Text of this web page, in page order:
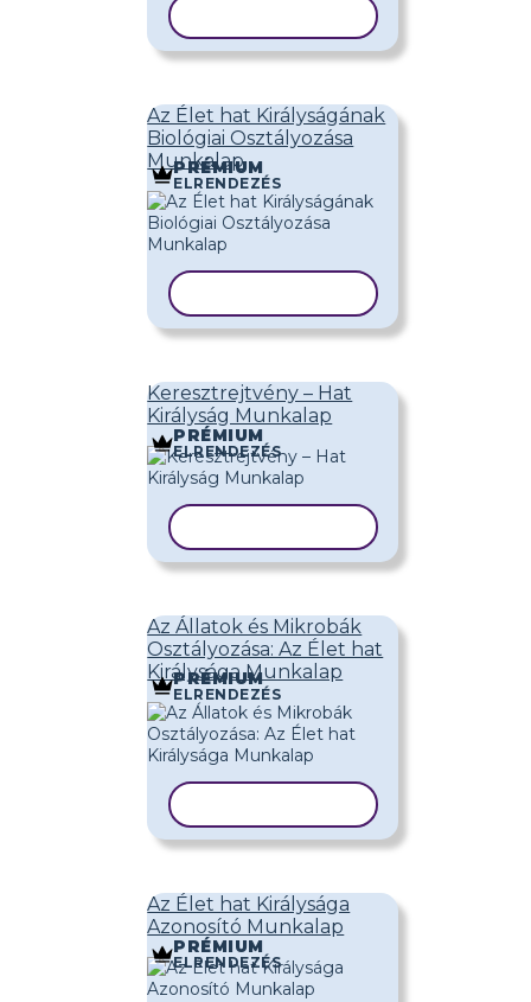
Az Élet hat Királyságának
Biológiai Osztályozása
Munkalap
PRÉMIUM
ELRENDEZÉS
Keresztrejtvény – Hat
Királyság Munkalap
PRÉMIUM
ELRENDEZÉS
Az Állatok és Mikrobák
Osztályozása: Az Élet hat
Királysága Munkalap
PRÉMIUM
ELRENDEZÉS
Az Élet hat Királysága
Azonosító Munkalap
PRÉMIUM
ELRENDEZÉS